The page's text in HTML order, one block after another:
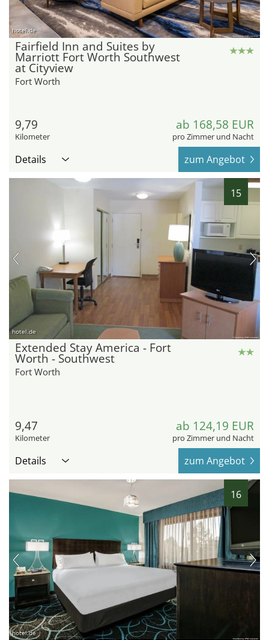
hotel.de
Fairfield Inn and Suites by
Marriott Fort Worth Southwest
at Cityview
Fort Worth
9,79
Kilometer
ab 168,58 EUR
pro Zimmer und Nacht
Details zum Angebot
15
hotel.de
Extended Stay America - Fort
Worth - Southwest
Fort Worth
9,47
Kilometer
ab 124,19 EUR
pro Zimmer und Nacht
Details zum Angebot
16
hotel.de